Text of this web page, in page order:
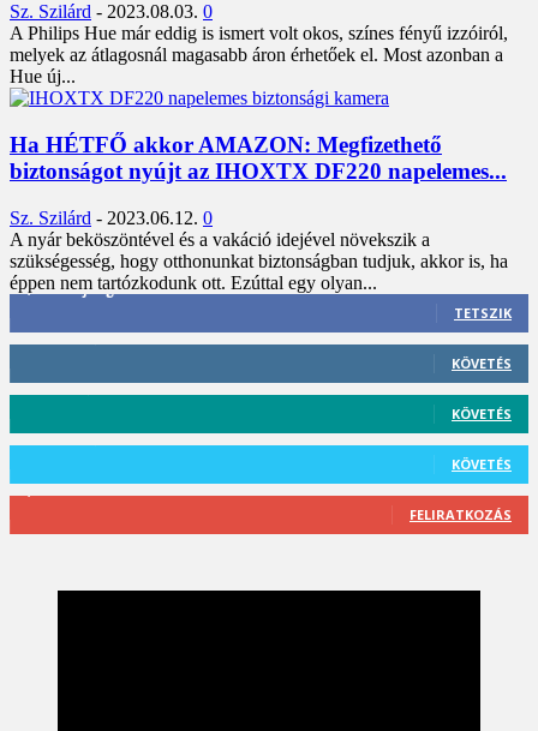
Sz. Szilárd - 2023.08.03. 0
A Philips Hue már eddig is ismert volt okos, színes fényű izzóiról,
melyek az átlagosnál magasabb áron érhetőek el. Most azonban a
Hue új...
Ha HÉTFŐ akkor AMAZON: Megfizethető
biztonságot nyújt az IHOXTX DF220 napelemes...
Sz. Szilárd - 2023.06.12. 0
A nyár beköszöntével és a vakáció idejével növekszik a
szükségesség, hogy otthonunkat biztonságban tudjuk, akkor is, ha
éppen nem tartózkodunk ott. Ezúttal egy olyan...
3,452 Rajongók
TETSZIK
KÖVETÉS
KÖVETÉS
KÖVETÉS
FELIRATKOZÁS